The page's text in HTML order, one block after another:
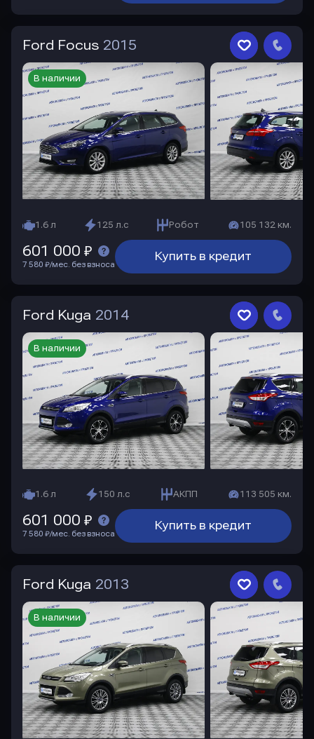
Ford Focus 2015
1.6 л 125 л.с Робот 105 132 км.
В наличии
Купить в кредит
601 000 ₽
7 580 ₽/мес. без взноса
Ford Kuga 2014
1.6 л 150 л.с АКПП 113 505 км.
В наличии
Купить в кредит
601 000 ₽
7 580 ₽/мес. без взноса
Ford Kuga 2013
В наличии